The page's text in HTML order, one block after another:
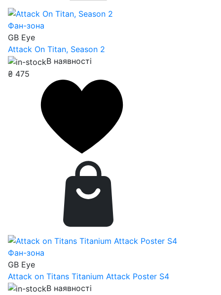
Фан-зона
GB Eye
Attack On Titan, Season 2
В наявності
₴ 475
Фан-зона
GB Eye
Attack on Titans Titanium Attack Poster S4
В наявності